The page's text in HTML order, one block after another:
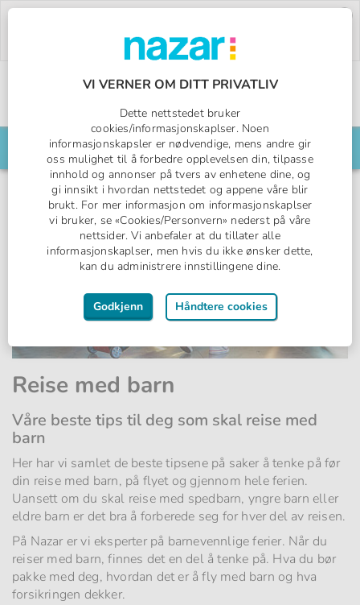
Bruk rabattkoden:PW26.
Nazar logo
Norges All Inclusive-spesialist
Søk din reise her
Reise med barn
Våre beste tips til deg som skal reise med
barn
Her har vi samlet de beste tipsene på saker å tenke på før
din reise med barn, på flyet og gjennom hele ferien.
Uansett om du skal reise med spedbarn, yngre barn eller
eldre barn er det bra å forberede seg for hver del av reisen.
På Nazar er vi eksperter på barnevennlige ferier. Når du
reiser med barn, finnes det en del å tenke på. Hva du bør
pakke med deg, hvordan det er å fly med barn og hva
forsikringen dekker.
VI VERNER OM DITT PRIVATLIV
Dette nettstedet bruker
cookies/informasjonskaplser. Noen
informasjonskapsler er nødvendige, mens andre gir
oss mulighet til å forbedre opplevelsen din, tilpasse
innhold og annonser på tvers av enhetene dine, og
gi innsikt i hvordan nettstedet og appene våre blir
brukt. For mer informasjon om informasjonskaplser
vi bruker, se «Cookies/Personvern» nederst på våre
nettsider. Vi anbefaler at du tillater alle
informasjonskaplser, men hvis du ikke ønsker dette,
kan du administrere innstillingene dine.
Godkjenn Håndtere cookies